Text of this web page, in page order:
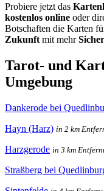
Probiere jetzt das
kostenlos online oder
Botschaften die Karten
Zukunft mit mehr
Tarot- und
Umgebung
Dankerode bei
Hayn (Harz) in 2 km
Harzgerode in 3 km
Straßberg bei